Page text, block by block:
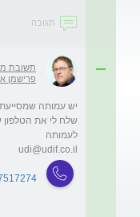
תגובה
תשובת
פרישמן
שלח לי את הטלפון
לעמותה
udi@udif.co.il